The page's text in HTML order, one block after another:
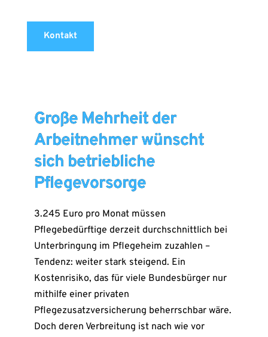
Kontakt
Große Mehrheit der
Arbeitnehmer wünscht
sich betriebliche
Pflegevorsorge
3.245 Euro pro Monat müssen
Pflegebedürftige derzeit durchschnittlich bei
Unterbringung im Pflegeheim zuzahlen –
Tendenz: weiter stark steigend. Ein
Kostenrisiko, das für viele Bundesbürger nur
mithilfe einer privaten
Pflegezusatzversicherung beherrschbar wäre.
Doch deren Verbreitung ist nach wie vor